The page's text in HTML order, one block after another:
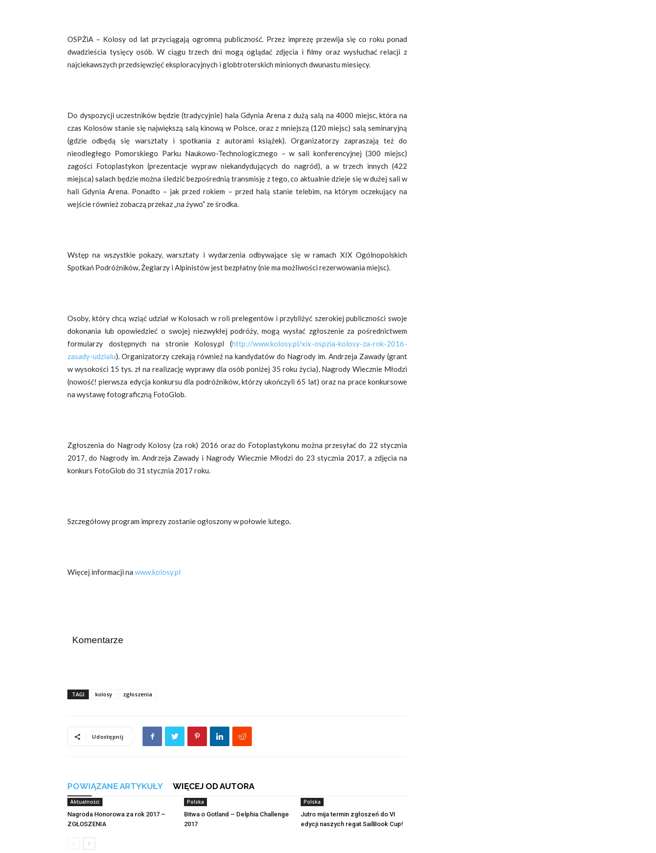
OSPŻiA – Kolosy od lat przyciągają ogromną publiczność. Przez imprezę przewija się co roku ponad
dwadzieścia tysięcy osób. W ciągu trzech dni mogą oglądać zdjęcia i filmy oraz wysłuchać relacji z
najciekawszych przedsięwzięć eksploracyjnych i globtroterskich minionych dwunastu miesięcy.
Do dyspozycji uczestników będzie (tradycyjnie) hala Gdynia Arena z dużą salą na 4000 miejsc, która na
czas Kolosów stanie się największą salą kinową w Polsce, oraz z mniejszą (120 miejsc) salą seminaryjną
(gdzie odbędą się warsztaty i spotkania z autorami książek). Organizatorzy zapraszają też do
nieodległego Pomorskiego Parku Naukowo-Technologicznego – w sali konferencyjnej (300 miejsc)
zagości Fotoplastykon (prezentacje wypraw niekandydujących do nagród), a w trzech innych (422
miejsca) salach będzie można śledzić bezpośrednią transmisję z tego, co aktualnie dzieje się w dużej sali w
hali Gdynia Arena. Ponadto – jak przed rokiem – przed halą stanie telebim, na którym oczekujący na
wejście również zobaczą przekaz „na żywo” ze środka.
Wstęp na wszystkie pokazy, warsztaty i wydarzenia odbywające się w ramach XIX Ogólnopolskich
Spotkań Podróżników, Żeglarzy i Alpinistów jest bezpłatny (nie ma możliwości rezerwowania miejsc).
Osoby, który chcą wziąć udział w Kolosach w roli prelegentów i przybliżyć szerokiej publiczności swoje
dokonania lub opowiedzieć o swojej niezwykłej podróży, mogą wysłać zgłoszenie za pośrednictwem
formularzy dostępnych na stronie Kolosy.pl (http://www.kolosy.pl/xix-ospzia-kolosy-za-rok-2016-
zasady-udzialu). Organizatorzy czekają również na kandydatów do Nagrody im. Andrzeja Zawady (grant
w wysokości 15 tys. zł na realizację wyprawy dla osób poniżej 35 roku życia), Nagrody Wiecznie Młodzi
(nowość! pierwsza edycja konkursu dla podróżników, którzy ukończyli 65 lat) oraz na prace konkursowe
na wystawę fotograficzną FotoGlob.
Zgłoszenia do Nagrody Kolosy (za rok) 2016 oraz do Fotoplastykonu można przesyłać do 22 stycznia
2017, do Nagrody im. Andrzeja Zawady i Nagrody Wiecznie Młodzi do 23 stycznia 2017, a zdjęcia na
konkurs FotoGlob do 31 stycznia 2017 roku.
Szczegółowy program imprezy zostanie ogłoszony w połowie lutego.
Więcej informacji na www.kolosy.pl
Komentarze
TAGI kolosy zgłoszenia
Udostępnij
POWIĄZANE ARTYKUŁY WIĘCEJ OD AUTORA
Aktualności
Nagroda Honorowa za rok 2017 –
ZGŁOSZENIA
Polska
Bitwa o Gotland – Delphia Challenge
2017
Polska
Jutro mija termin zgłoszeń do VI
edycji naszych regat SailBook Cup!